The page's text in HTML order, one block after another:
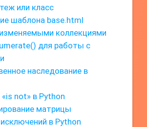
или класс
шаблона base.html
коллекциями
для работы с
наследование в
not» в Python
матрицы
в Python